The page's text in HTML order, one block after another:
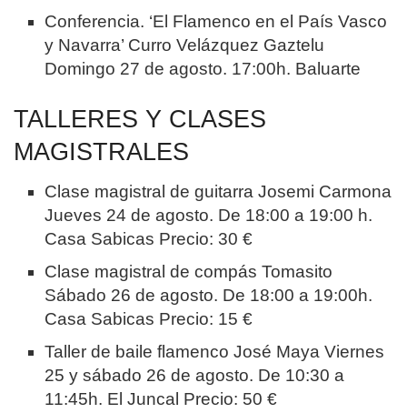
Conferencia. ‘El Flamenco en el País Vasco
y Navarra’ Curro Velázquez Gaztelu
Domingo 27 de agosto. 17:00h. Baluarte
TALLERES Y CLASES
MAGISTRALES
Clase magistral de guitarra Josemi Carmona
Jueves 24 de agosto. De 18:00 a 19:00 h.
Casa Sabicas Precio: 30 €
Clase magistral de compás Tomasito
Sábado 26 de agosto. De 18:00 a 19:00h.
Casa Sabicas Precio: 15 €
Taller de baile flamenco José Maya Viernes
25 y sábado 26 de agosto. De 10:30 a
11:45h. El Juncal Precio: 50 €